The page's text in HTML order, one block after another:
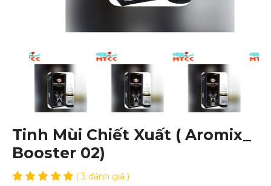
Tinh Mùi Chiết Xuất ( Aromix_
Booster 02)
( 3 đánh giá )